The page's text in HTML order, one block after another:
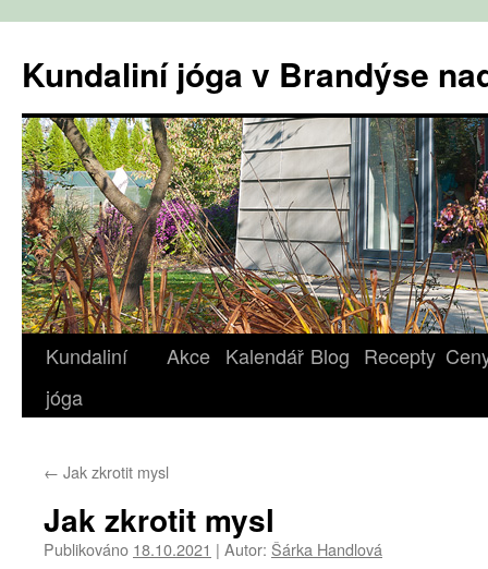
obsahu
webu
Kundaliní jóga v Brandýse
Kundaliní
jóga
Akce Kalendář Blog Recepty
← Jak zkrotit mysl
Jak zkrotit mysl
Publikováno 18.10.2021 | Autor: Šárka Handlová